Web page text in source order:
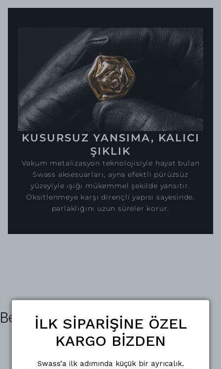
KUSURSUZ YANSIMA, KALICI
ŞIKLIK
Vakum metalizasyon teknolojisiyle hayat bulan
Swass aksesuarları, ayna efektli pürüzsüz
yüzeyiyle ışığı mükemmel şekilde yansıtır.
Oksitlenmeye karşı dirençli yapısı sayesinde,
parlaklığını uzun süreler korur.
Benzer Ürünler
İLK SİPARİŞİNE ÖZEL
KARGO BİZDEN
Swass’a ilk adımında küçük bir ayrıcalık.